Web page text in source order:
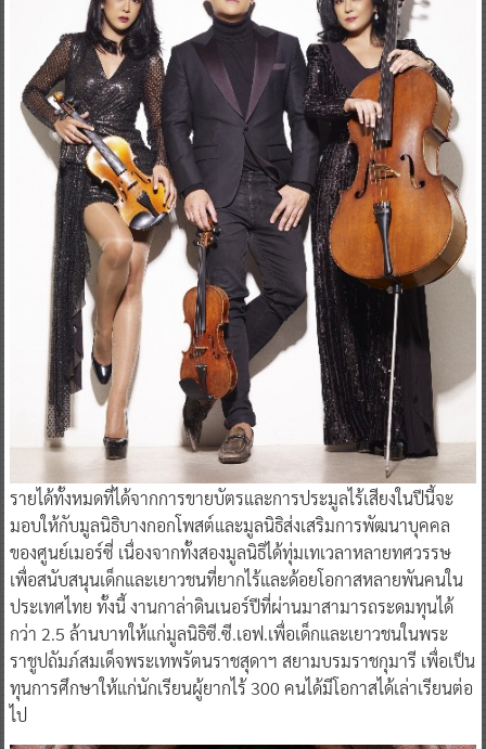
รายได้ทั้งหมดที่ได้จากการขายบัตรและการประมูลไร้เสียงในปีนี้จะ
มอบให้กับมูลนิธิบางกอกโพสต์และมูลนิธิส่งเสริมการพัฒนาบุคคล
ของศูนย์เมอร์ซี่ เนื่องจากทั้งสองมูลนิธิได้ทุ่มเทเวลาหลายทศวรรษ
เพื่อสนับสนุนเด็กและเยาวชนที่ยากไร้และด้อยโอกาสหลายพันคนใน
ประเทศไทย ทั้งนี้ งานกาล่าดินเนอร์ปีที่ผ่านมาสามารถระดมทุนได้
กว่า 2.5 ล้านบาทให้แก่มูลนิธิซี.ซี.เอฟ.เพื่อเด็กและเยาวชนในพระ
ราชูปถัมภ์สมเด็จพระเทพรัตนราชสุดาฯ สยามบรมราชกุมารี เพื่อเป็น
ทุนการศึกษาให้แก่นักเรียนผู้ยากไร้ 300 คนได้มีโอกาสได้เล่าเรียนต่อ
ไป